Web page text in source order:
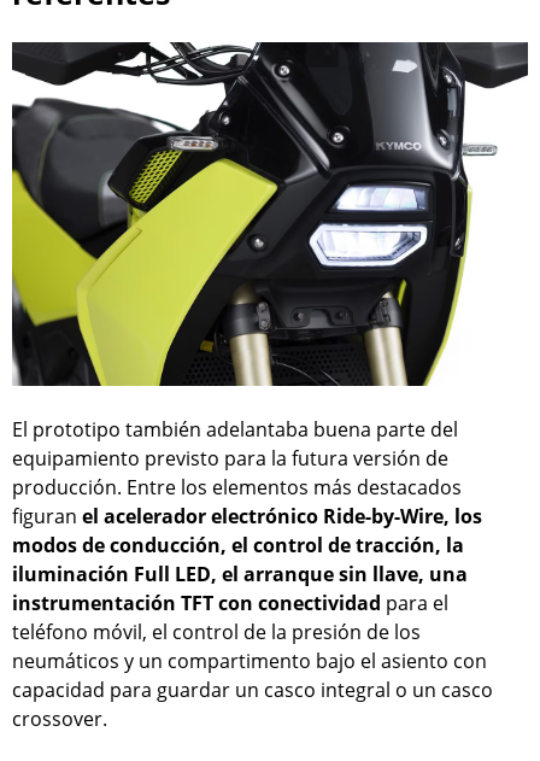
El prototipo también adelantaba buena parte del
equipamiento previsto para la futura versión de
producción. Entre los elementos más destacados
figuran el acelerador electrónico Ride-by-Wire, los
modos de conducción, el control de tracción, la
iluminación Full LED, el arranque sin llave, una
instrumentación TFT con conectividad para el
teléfono móvil, el control de la presión de los
neumáticos y un compartimento bajo el asiento con
capacidad para guardar un casco integral o un casco
crossover.